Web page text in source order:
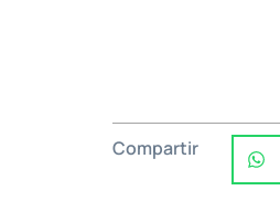
Compartir